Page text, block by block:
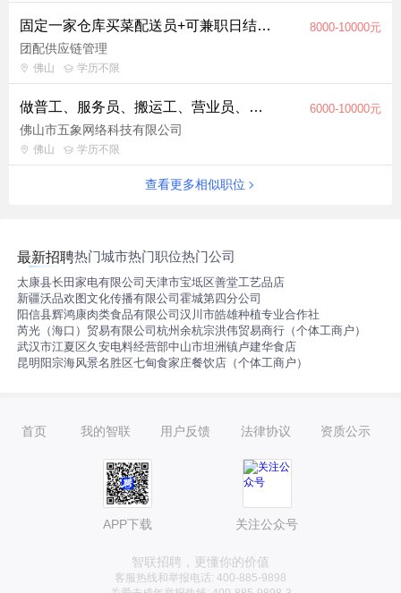
固定一家仓库买菜配送员+可兼职日结可全职 8000-10000元
团配供应链管理
佛山 学历不限
做普工、服务员、搬运工、营业员、保安、仓库、发货还不如做配送员，小白也能月入过万 6000-10000元
佛山市五象网络科技有限公司
佛山 学历不限
查看更多相似职位
最新招聘热门城市热门职位热门公司
太康县长田家电有限公司 天津市宝坻区善堂工艺品店
新疆沃品欢图文化传播有限公司霍城第四分公司
阳信县辉鸿康肉类食品有限公司汉川市皓雄种植专业合作社
芮光（海口）贸易有限公司杭州余杭宗洪伟贸易商行（个体工商户）
武汉市江夏区久安电料经营部中山市坦洲镇卢建华食店
昆明阳宗海风景名胜区七甸食家庄餐饮店（个体工商户）
首页 我的智联 用户反馈 法律协议 资质公示
APP下载 关注公众号
智联招聘，更懂你的价值
客服热线和举报电话: 400-885-9898